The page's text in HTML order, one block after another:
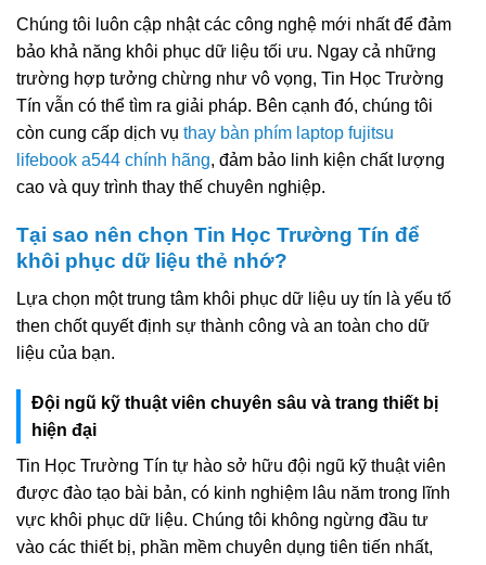
Chúng tôi luôn cập nhật các công nghệ mới nhất để đảm
bảo khả năng khôi phục dữ liệu tối ưu. Ngay cả những
trường hợp tưởng chừng như vô vọng, Tin Học Trường
Tín vẫn có thể tìm ra giải pháp. Bên cạnh đó, chúng tôi
còn cung cấp dịch vụ thay bàn phím laptop fujitsu
lifebook a544 chính hãng, đảm bảo linh kiện chất lượng
cao và quy trình thay thế chuyên nghiệp.
Tại sao nên chọn Tin Học Trường Tín để
khôi phục dữ liệu thẻ nhớ?
Lựa chọn một trung tâm khôi phục dữ liệu uy tín là yếu tố
then chốt quyết định sự thành công và an toàn cho dữ
liệu của bạn.
Đội ngũ kỹ thuật viên chuyên sâu và trang thiết bị
hiện đại
Tin Học Trường Tín tự hào sở hữu đội ngũ kỹ thuật viên
được đào tạo bài bản, có kinh nghiệm lâu năm trong lĩnh
vực khôi phục dữ liệu. Chúng tôi không ngừng đầu tư
vào các thiết bị, phần mềm chuyên dụng tiên tiến nhất,